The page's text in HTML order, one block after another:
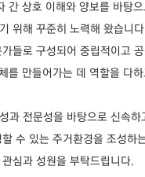
간 상호 이해와 양보를 바탕
위해 꾸준히 노력해 왔습니
들로 구성되어 중립적이고
를 만들어가는 데 역할을 다
과 전문성을 바탕으로 신속
수 있는 주거환경을 조성하
심과 성원을 부탁드립니다.